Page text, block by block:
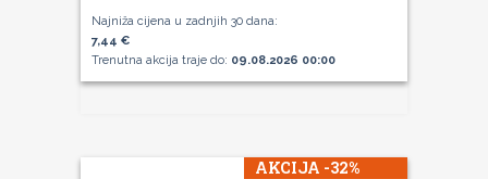
Najniža cijena u zadnjih 30 dana:
7,44 €
Trenutna akcija traje do: 09.08.2026 00:00
AKCIJA -32%